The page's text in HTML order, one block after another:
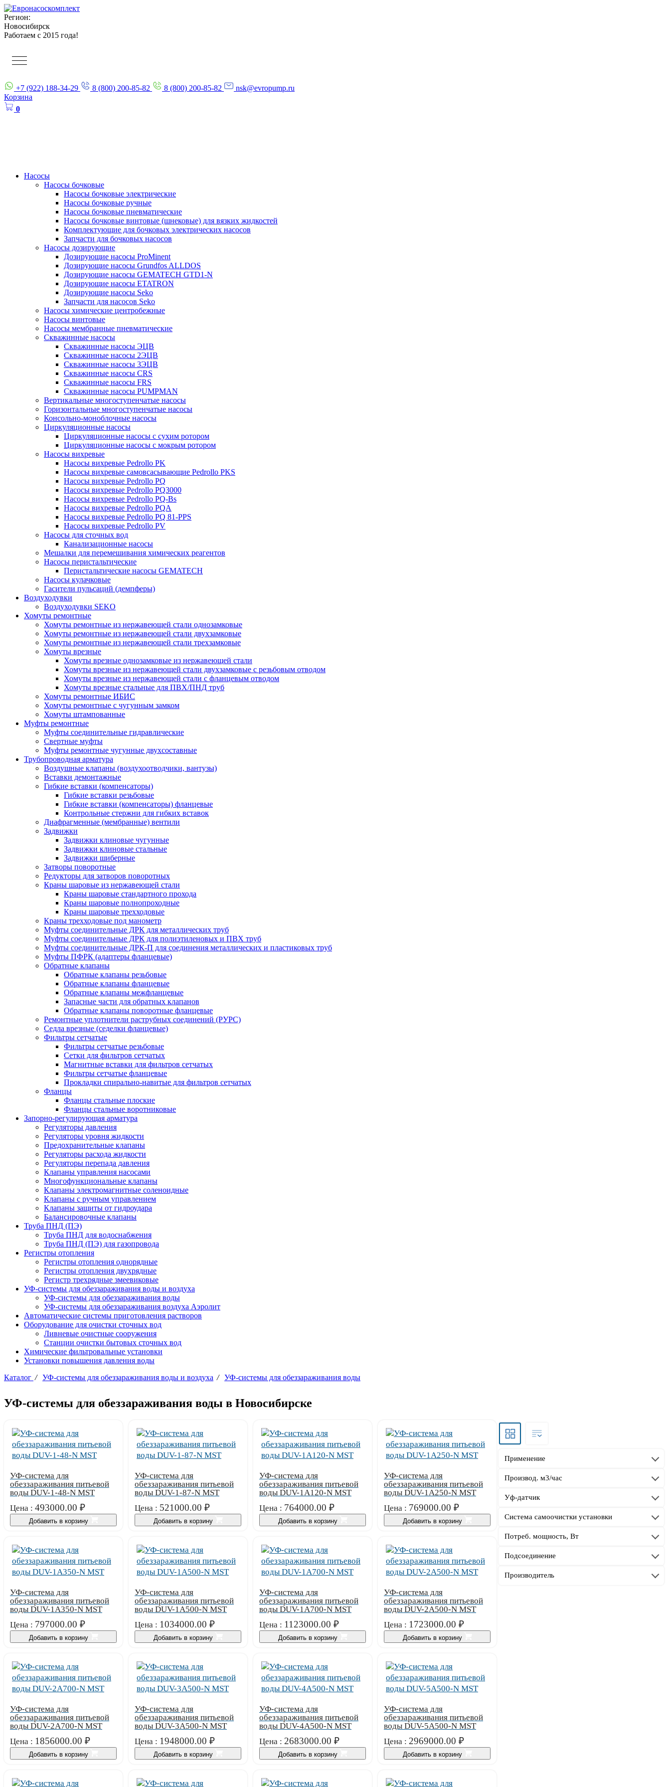
Регион:
Новосибирск
Работаем с 2015 года!
+7 (922) 188-34-29 8 (800) 200-85-82 8 (800) 200-85-82
nsk@evropump.ru
Корзина
0
Насосы
Насосы бочковые
Насосы бочковые электрические
Насосы бочковые ручные
Насосы бочковые пневматические
Насосы бочковые винтовые (шнековые) для вязких жидкостей
Комплектующие для бочковых электрических насосов
Запчасти для бочковых насосов
Насосы дозирующие
Дозирующие насосы ProMinent
Дозирующие насосы Grundfos ALLDOS
Дозирующие насосы GEMATECH GTD1-N
Дозирующие насосы ETATRON
Дозирующие насосы Seko
Запчасти для насосов Seko
Насосы химические центробежные
Насосы винтовые
Насосы мембранные пневматические
Скважинные насосы
Скважинные насосы ЭЦВ
Скважинные насосы 2ЭЦВ
Скважинные насосы 3ЭЦВ
Скважинные насосы CRS
Скважинные насосы FRS
Скважинные насосы PUMPMAN
Вертикальные многоступенчатые насосы
Горизонтальные многоступенчатые насосы
Консольно-моноблочные насосы
Циркуляционные насосы
Циркуляционные насосы с сухим ротором
Циркуляционные насосы с мокрым ротором
Насосы вихревые
Насосы вихревые Pedrollo PK
Насосы вихревые самовсасывающие Pedrollo PKS
Насосы вихревые Pedrollo PQ
Насосы вихревые Pedrollo PQ3000
Насосы вихревые Pedrollo PQ-Bs
Насосы вихревые Pedrollo PQA
Насосы вихревые Pedrollo PQ 81-PPS
Насосы вихревые Pedrollo PV
Насосы для сточных вод
Канализационные насосы
Мешалки для перемешивания химических реагентов
Насосы перистальтические
Перистальтические насосы GEMATECH
Насосы кулачковые
Гасители пульсаций (демпферы)
Воздуходувки
Воздуходувки SEKO
Хомуты ремонтные
Хомуты ремонтные из нержавеющей стали однозамковые
Хомуты ремонтные из нержавеющей стали двухзамковые
Хомуты ремонтные из нержавеющей стали трехзамковые
Хомуты врезные
Хомуты врезные однозамковые из нержавеющей стали
Хомуты врезные из нержавеющей стали двухзамковые с резьбовым отводом
Хомуты врезные из нержавеющей стали с фланцевым отводом
Хомуты врезные стальные для ПВХ/ПНД труб
Хомуты ремонтные ИБИС
Хомуты ремонтные с чугунным замком
Хомуты штампованные
Муфты ремонтные
Муфты соединительные гидравлические
Свертные муфты
Муфты ремонтные чугунные двухсоставные
Трубопроводная арматура
Воздушные клапаны (воздухоотводчики, вантузы)
Вставки демонтажные
Гибкие вставки (компенсаторы)
Гибкие вставки резьбовые
Гибкие вставки (компенсаторы) фланцевые
Контрольные стержни для гибких вставок
Диафрагменные (мембранные) вентили
Задвижки
Задвижки клиновые чугунные
Задвижки клиновые стальные
Задвижки шиберные
Затворы поворотные
Редукторы для затворов поворотных
Краны шаровые из нержавеющей стали
Краны шаровые стандартного прохода
Краны шаровые полнопроходные
Краны шаровые трехходовые
Краны трехходовые под манометр
Муфты соединительные ДРК для металлических труб
Муфты соединительные ДРК для полиэтиленовых и ПВХ труб
Муфты соединительные ДРК-П для соединения металлических и пластиковых труб
Муфты ПФРК (адаптеры фланцевые)
Обратные клапаны
Обратные клапаны резьбовые
Обратные клапаны фланцевые
Обратные клапаны межфланцевые
Запасные части для обратных клапанов
Обратные клапаны поворотные фланцевые
Ремонтные уплотнители раструбных соединений (РУРС)
Седла врезные (седелки фланцевые)
Фильтры сетчатые
Фильтры сетчатые резьбовые
Сетки для фильтров сетчатых
Магнитные вставки для фильтров сетчатых
Фильтры сетчатые фланцевые
Прокладки спирально-навитые для фильтров сетчатых
Фланцы
Фланцы стальные плоские
Фланцы стальные воротниковые
Запорно-регулирующая арматура
Регуляторы давления
Регуляторы уровня жидкости
Предохранительные клапаны
Регуляторы расхода жидкости
Регуляторы перепада давления
Клапаны управления насосами
Многофункциональные клапаны
Клапаны электромагнитные соленоидные
Клапаны с ручным управлением
Клапаны защиты от гидроудара
Балансировочные клапаны
Труба ПНД (ПЭ)
Труба ПНД для водоснабжения
Труба ПНД (ПЭ) для газопровода
Регистры отопления
Регистры отопления однорядные
Регистры отопления двухрядные
Регистр трехрядные змеевиковые
УФ-системы для обеззараживания воды и воздуха
УФ-системы для обеззараживания воды
УФ-системы для обеззараживания воздуха Аэролит
Автоматические системы приготовления растворов
Оборудование для очистки сточных вод
Ливневые очистные сооружения
Станции очистки бытовых сточных вод
Химические фильтровальные установки
Установки повышения давления воды
Каталог / УФ-системы для обеззараживания воды и воздуха / УФ-системы для обеззараживания воды
УФ-системы для обеззараживания воды в Новосибирске
УФ-система для
обеззараживания питьевой
воды DUV-1-48-N MST
Цена : 493000.00 ₽
Добавить в корзину
УФ-система для
обеззараживания питьевой
воды DUV-1-87-N MST
Цена : 521000.00 ₽
Добавить в корзину
УФ-система для
обеззараживания питьевой
воды DUV-1A120-N MST
Цена : 764000.00 ₽
Добавить в корзину
УФ-система для
обеззараживания питьевой
воды DUV-1A250-N MST
Цена : 769000.00 ₽
Добавить в корзину
УФ-система для
обеззараживания питьевой
воды DUV-1A350-N MST
Цена : 797000.00 ₽
Добавить в корзину
УФ-система для
обеззараживания питьевой
воды DUV-1A500-N MST
Цена : 1034000.00 ₽
Добавить в корзину
УФ-система для
обеззараживания питьевой
воды DUV-1A700-N MST
Цена : 1123000.00 ₽
Добавить в корзину
УФ-система для
обеззараживания питьевой
воды DUV-2A500-N MST
Цена : 1723000.00 ₽
Добавить в корзину
УФ-система для
обеззараживания питьевой
воды DUV-2A700-N MST
Цена : 1856000.00 ₽
Добавить в корзину
УФ-система для
обеззараживания питьевой
воды DUV-3A500-N MST
Цена : 1948000.00 ₽
Добавить в корзину
УФ-система для
обеззараживания питьевой
воды DUV-4A500-N MST
Цена : 2683000.00 ₽
Добавить в корзину
УФ-система для
обеззараживания питьевой
воды DUV-5A500-N MST
Цена : 2969000.00 ₽
Добавить в корзину
Применение
Производ. м3/час
Уф-датчик
Система самоочистки установки
Потреб. мощность, Вт
Подсоединение
Производитель